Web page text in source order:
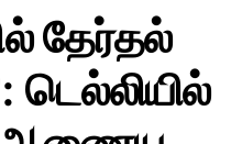
தேர்தல்
டெல்லியில்